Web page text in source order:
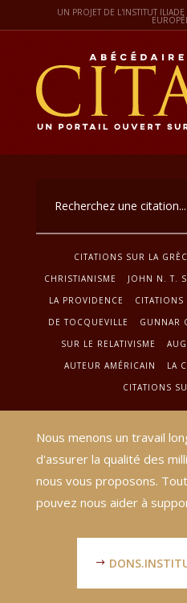
UN PROJET DE L'INSTITUT
CITATIONS SUR LA
CHRISTIANISME
JOHN N. T.
LA PROVIDENCE
DE TOCQUEVILLE
GUNNAR
SUR LE RELATIVISME
AUTEUR AMÉRICAIN
LA
CITATIONS
Nous menons un travail
d'assurer la qualité des
nous vous proposons.
pouvez nous aider à